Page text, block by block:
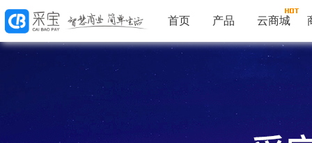
首页 产品 云商城